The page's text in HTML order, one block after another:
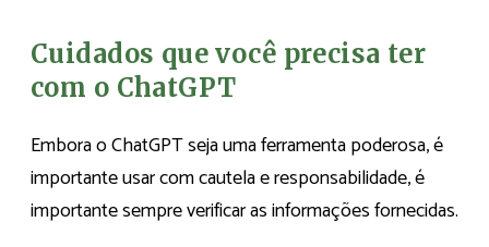
Cuidados que você precisa ter
com o ChatGPT
Embora o ChatGPT seja uma ferramenta poderosa, é
importante usar com cautela e responsabilidade, é
importante sempre verificar as informações fornecidas.